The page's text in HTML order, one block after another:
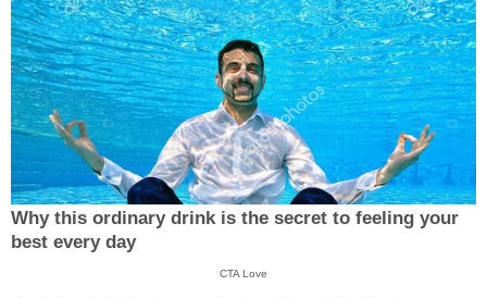
Why this ordinary drink is the secret to feeling your
best every day
CTA Love